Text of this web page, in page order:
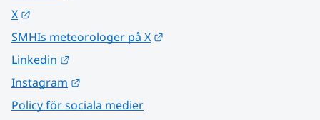
X
SMHIs meteorologer på X
Linkedin
Instagram
Policy för sociala medier